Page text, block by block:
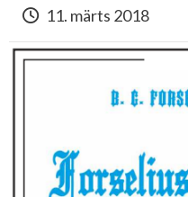
11. märts 2018